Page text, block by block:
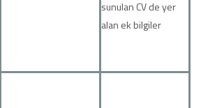
sunulan CV de yer
alan ek bilgiler